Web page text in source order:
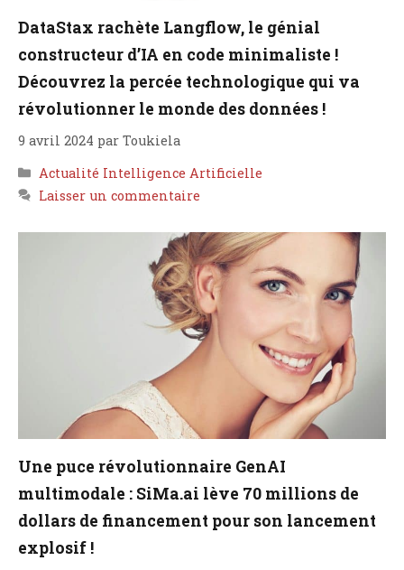
DataStax rachète Langflow, le génial
constructeur d’IA en code minimaliste !
Découvrez la percée technologique qui va
révolutionner le monde des données !
9 avril 2024 par Toukiela
Catégories
Actualité Intelligence Artificielle
Laisser un commentaire
Une puce révolutionnaire GenAI
multimodale : SiMa.ai lève 70 millions de
dollars de financement pour son lancement
explosif !